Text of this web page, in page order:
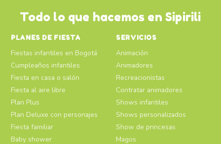
Todo lo que hacemos en Sipirili
PLANES DE FIESTA
Fiestas infantiles en Bogotá
Cumpleaños infantiles
Fiesta en casa o salón
Fiesta al aire libre
Plan Plus
Plan Deluxe con personajes
Fiesta familiar
Baby shower
SERVICIOS
Animación
Animadores
Recreacionistas
Contratar animadores
Shows infantiles
Shows personalizados
Show de princesas
Magos